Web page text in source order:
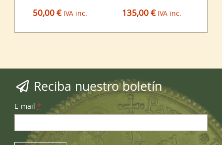
50,00 € IVA inc. 135,00 € IVA inc.
Reciba nuestro boletín
E-mail *